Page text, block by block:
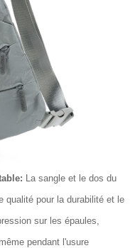
La sangle et le dos du
qualité pour la durabilité et le
sur les épaules,
pendant l'usure